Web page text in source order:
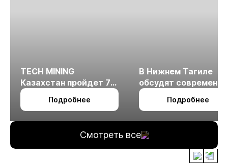
TECH MINING
Казахстан пройдет 7
октября в Алматы
Подробнее
В Нижнем Тагиле
обсудят
технологии
измельчения
Подробнее
Смотреть все